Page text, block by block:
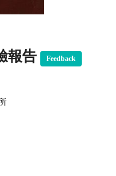
報告 Feedback